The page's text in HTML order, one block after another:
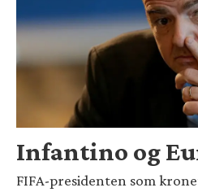
Infantino og
FIFA-presidenten som